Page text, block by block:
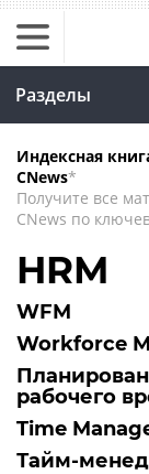
Разделы
Индексная
CNews*
Получите все
CNews по
HRM
WFM
Workforce
рабочего
Time
Тайм-